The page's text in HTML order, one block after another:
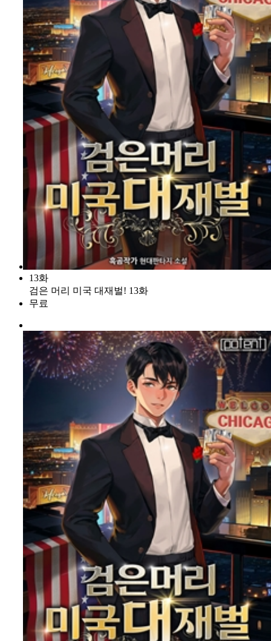
13화
검은 머리 미국 대재벌! 13화
무료